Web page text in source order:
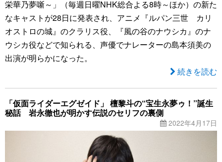
栄華乃夢噺～」（毎週日曜NHK総合よる8時～ほか）の新た
なキャストが28日に発表され、アニメ『ルパン三世 カリ
オストロの城』のクラリス役、『風の谷のナウシカ』のナ
ウシカ役などで知られる、声優でナレーターの島本須美の
出演が明らかになった。
続きを読む
「仮面ライダーエグゼイド」 檀黎斗の“宝生永夢ゥ！”誕生
秘話 岩永徹也が明かす伝説のセリフの裏側
2022年4月17日